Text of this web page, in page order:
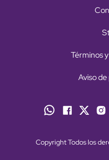
Términos
Aviso
Copyright Todos los